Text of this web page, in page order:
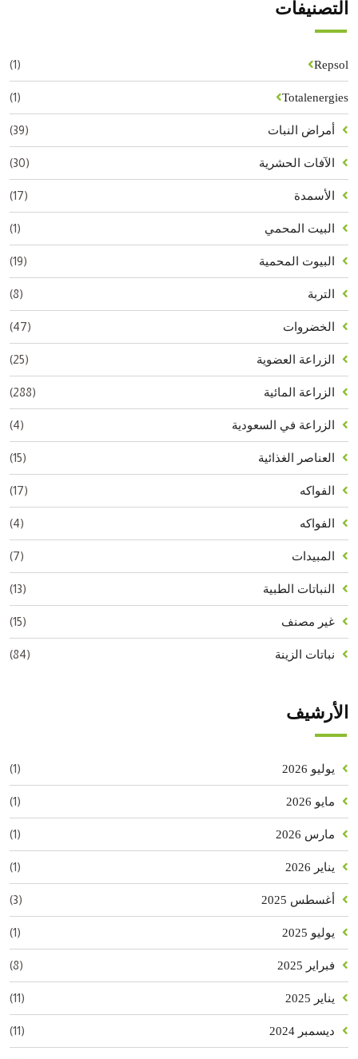
التصنيفات
Repsol
(1)
Totalenergies
(1)
أمراض النبات (39)
الآفات الحشرية (30)
الأسمدة (17)
البيت المحمي (1)
البيوت المحمية (19)
التربة (8)
الخضروات (47)
الزراعة العضوية (25)
الزراعة المائية (288)
الزراعة في السعودية (4)
العناصر الغذائية (15)
الفواكه (17)
الفواكه (4)
المبيدات (7)
النباتات الطبية (13)
غير مصنف (15)
نباتات الزينة (84)
الأرشيف
يوليو 2026 (1)
مايو 2026 (1)
مارس 2026 (1)
يناير 2026 (1)
أغسطس 2025 (3)
يوليو 2025 (1)
فبراير 2025 (8)
يناير 2025 (11)
ديسمبر 2024 (11)